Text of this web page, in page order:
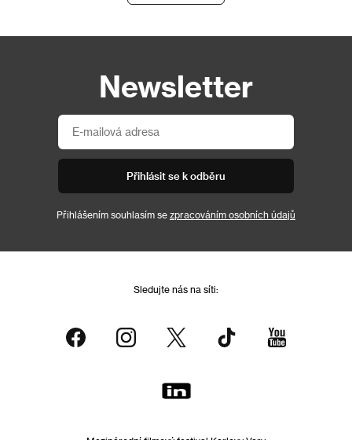
Newsletter
Přihlásit se k odběru
Přihlášením souhlasím se zpracováním osobních údajů
Sledujte nás na síti: